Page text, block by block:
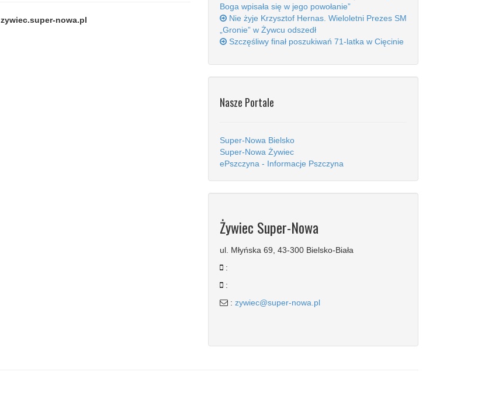
zywiec.super-nowa.pl
Boga wpisała się w jego powołanie”
Nie żyje Krzysztof Hernas. Wieloletni Prezes SM
„Gronie” w Żywcu odszedł
Szczęśliwy finał poszukiwań 71-latka w Cięcinie
Nasze Portale
Super-Nowa Bielsko
Super-Nowa Żywiec
ePszczyna - Informacje Pszczyna
Żywiec Super-Nowa
ul. Młyńska 69, 43-300 Bielsko-Biała
:
:
: zywiec@super-nowa.pl